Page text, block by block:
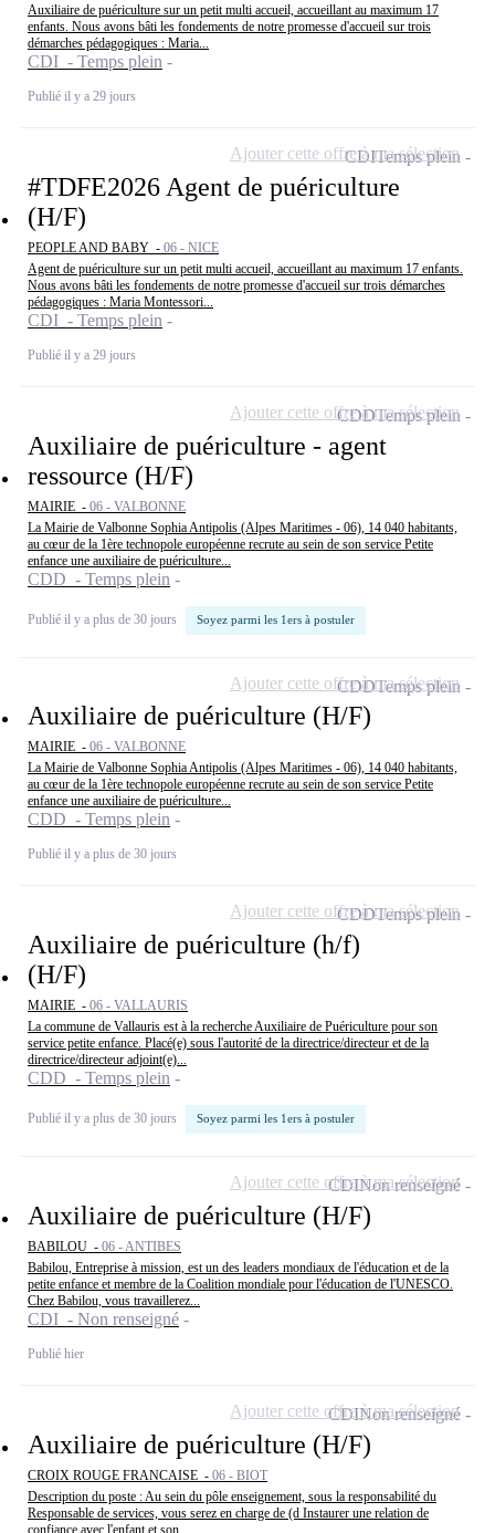
Auxiliaire de puériculture sur un petit multi accueil, accueillant au maximum 17
enfants. Nous avons bâti les fondements de notre promesse d'accueil sur trois
démarches pédagogiques : Maria...
CDI - Temps plein
Publié il y a 29 jours
#TDFE2026 Agent de puériculture
(H/F)
PEOPLE AND BABY - 06 - NICE
Agent de puériculture sur un petit multi accueil, accueillant au maximum 17 enfants.
Nous avons bâti les fondements de notre promesse d'accueil sur trois démarches
pédagogiques : Maria Montessori...
CDI - Temps plein
Publié il y a 29 jours
CDITemps plein
Ajouter cette offre à ma sélection
Auxiliaire de puériculture - agent
ressource (H/F)
MAIRIE - 06 - VALBONNE
La Mairie de Valbonne Sophia Antipolis (Alpes Maritimes - 06), 14 040 habitants,
au cœur de la 1ère technopole européenne recrute au sein de son service Petite
enfance une auxiliaire de puériculture...
CDD - Temps plein
Publié il y a plus de 30 jours Soyez parmi les 1ers à postuler
CDDTemps plein
Ajouter cette offre à ma sélection
Auxiliaire de puériculture (H/F)
MAIRIE - 06 - VALBONNE
La Mairie de Valbonne Sophia Antipolis (Alpes Maritimes - 06), 14 040 habitants,
au cœur de la 1ère technopole européenne recrute au sein de son service Petite
enfance une auxiliaire de puériculture...
CDD - Temps plein
Publié il y a plus de 30 jours
CDDTemps plein
Ajouter cette offre à ma sélection
Auxiliaire de puériculture (h/f)
(H/F)
MAIRIE - 06 - VALLAURIS
La commune de Vallauris est à la recherche Auxiliaire de Puériculture pour son
service petite enfance. Placé(e) sous l'autorité de la directrice/directeur et de la
directrice/directeur adjoint(e)...
CDD - Temps plein
Publié il y a plus de 30 jours Soyez parmi les 1ers à postuler
CDDTemps plein
Ajouter cette offre à ma sélection
Auxiliaire de puériculture (H/F)
BABILOU - 06 - ANTIBES
Babilou, Entreprise à mission, est un des leaders mondiaux de l'éducation et de la
petite enfance et membre de la Coalition mondiale pour l'éducation de l'UNESCO.
Chez Babilou, vous travaillerez...
CDI - Non renseigné
Publié hier
CDINon renseigné
Ajouter cette offre à ma sélection
Auxiliaire de puériculture (H/F)
CROIX ROUGE FRANCAISE - 06 - BIOT
Description du poste : Au sein du pôle enseignement, sous la responsabilité du
Responsable de services, vous serez en charge de (d Instaurer une relation de
confiance avec l'enfant et son...
CDINon renseigné
Ajouter cette offre à ma sélection